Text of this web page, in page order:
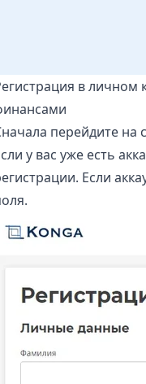
в
перейдите на
у вас уже есть
Если